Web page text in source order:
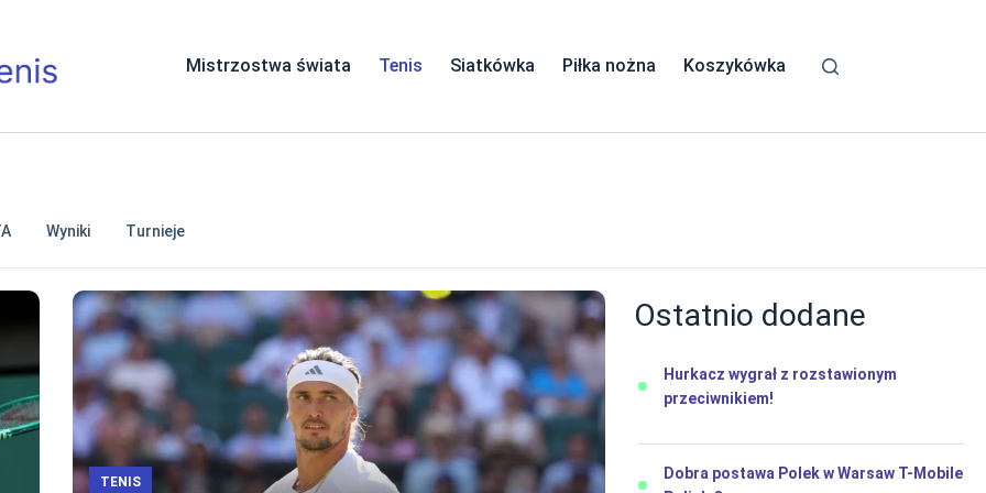
Mistrzostwa świata Tenis Siatkówka Piłka nożna Koszykówka
Wyniki Turnieje
TENIS
Ostatnio dodane
Hurkacz wygrał z rozstawionym
przeciwnikiem!
Dobra postawa Polek w Warsaw T-Mobile